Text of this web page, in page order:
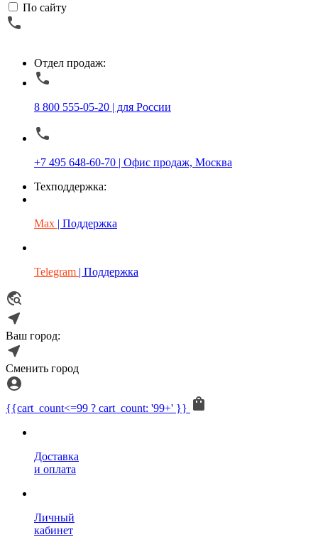
По сайту
Отдел продаж:
8 800 555-05-20 | для России
+7 495 648-60-70 | Офис продаж, Москва
Техподдержка:
Max | Поддержка
Telegram | Поддержка
Ваш город:
Сменить город
{{cart_count<=99 ? cart_count: '99+' }}
Доставка
и оплата
Личный
кабинет